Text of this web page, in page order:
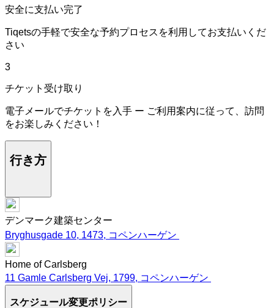
安全に支払い完了
Tiqetsの手軽で安全な予約プロセスを利用してお支払いくだ
さい
3
チケット受け取り
電子メールでチケットを入手 ー ご利用案内に従って、訪問
をお楽しみください！
行き方
デンマーク建築センター
Bryghusgade 10, 1473, コペンハーゲン
Home of Carlsberg
11 Gamle Carlsberg Vej, 1799, コペンハーゲン
スケジュール変更ポリシー